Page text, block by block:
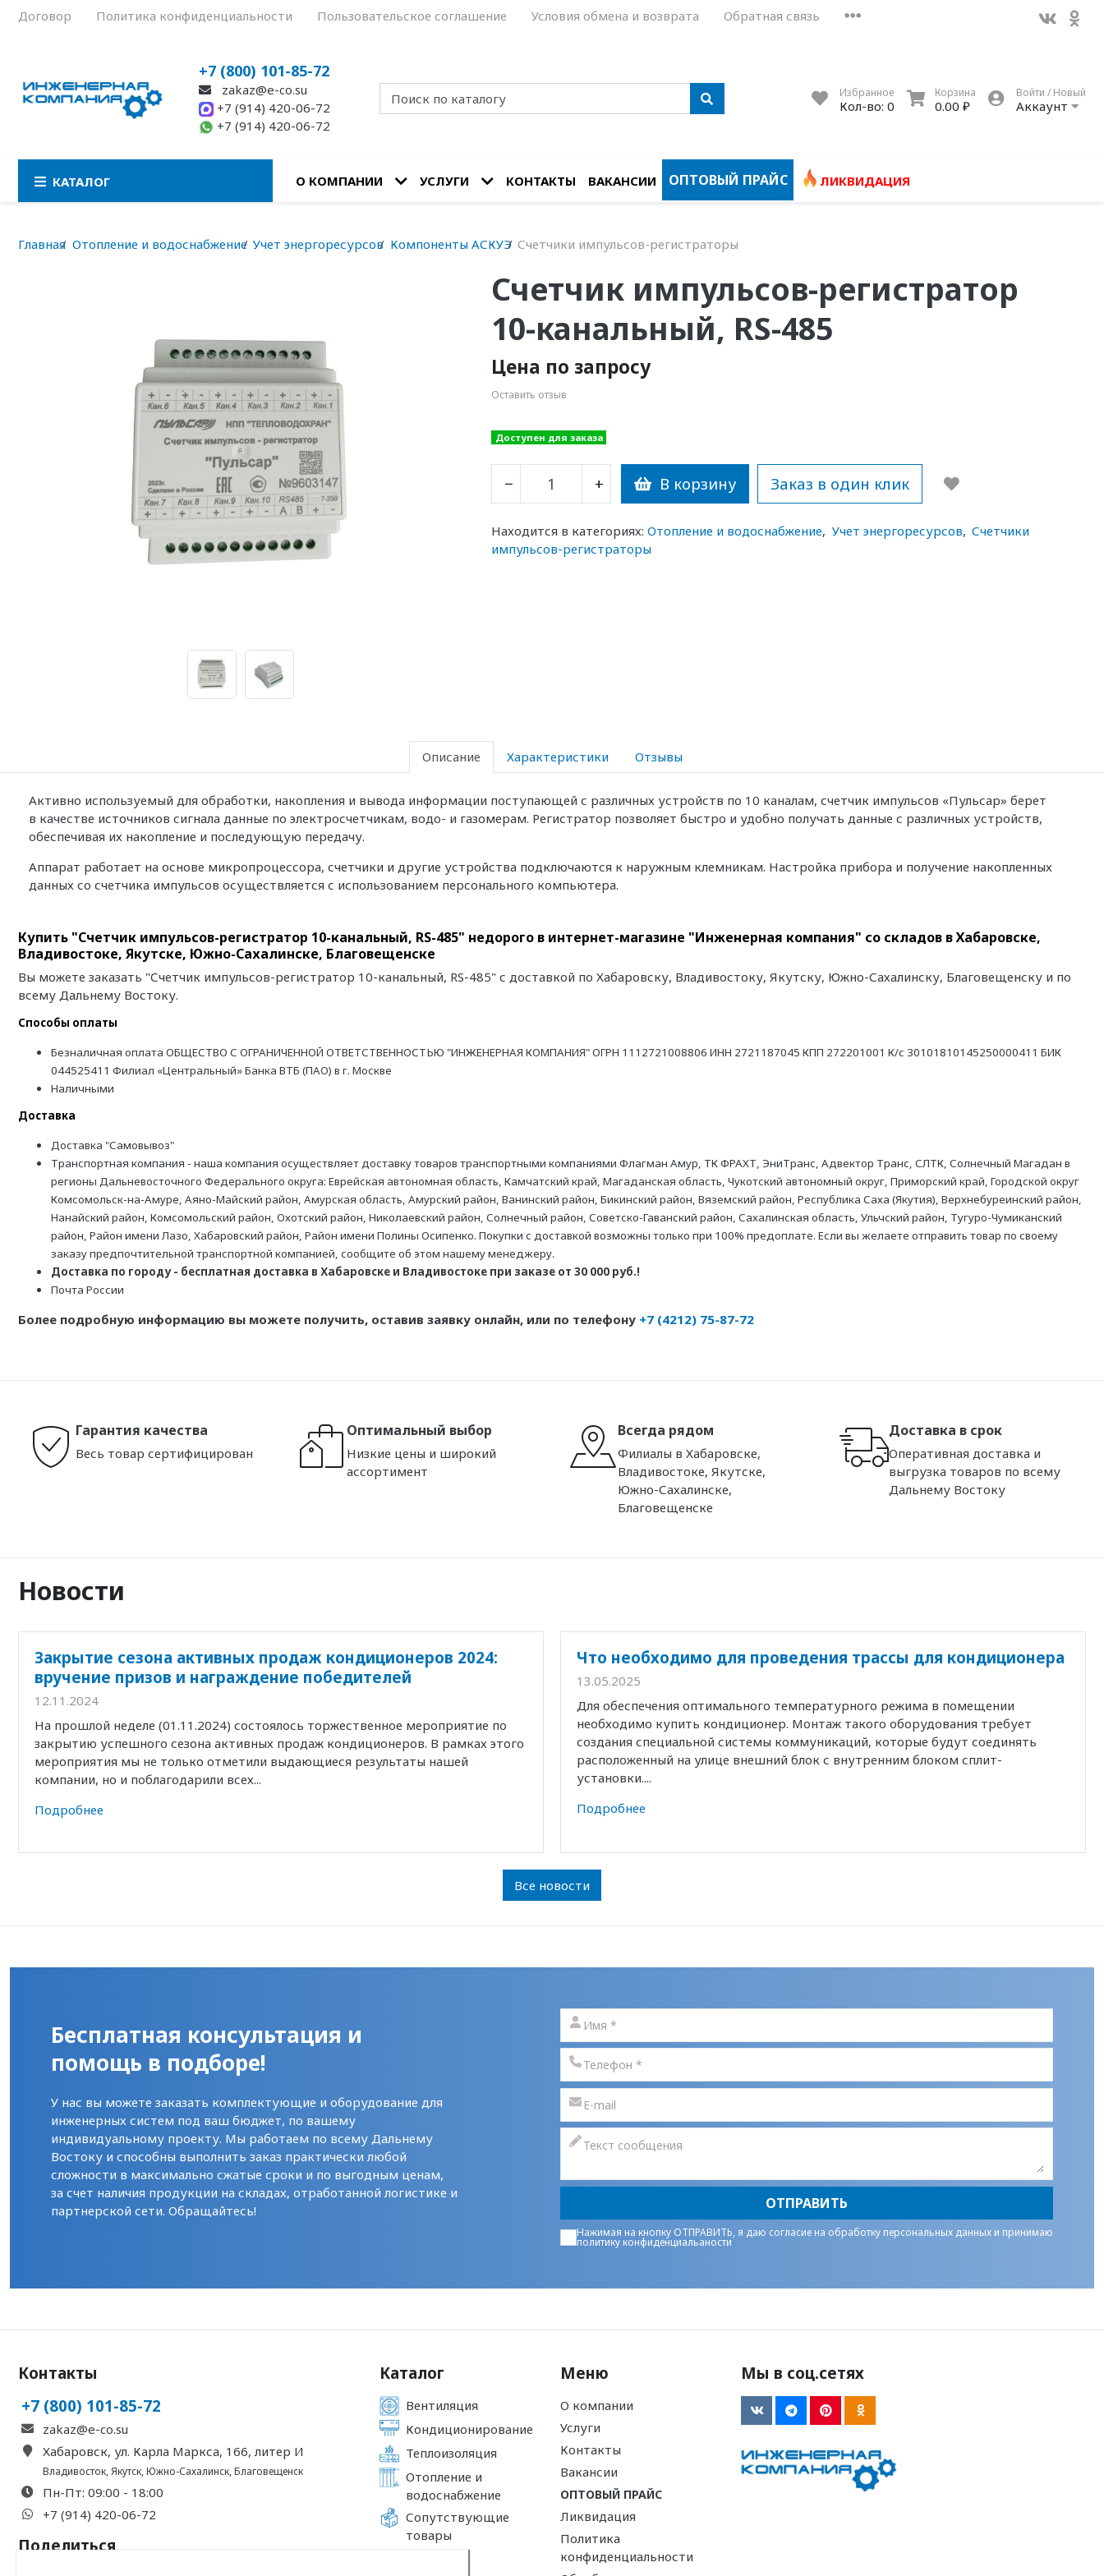
Договор Политика конфиденциальности Пользовательское соглашение Условия обмена и возврата Обратная связь
+7 (800) 101-85-72
zakaz@e-co.su
+7 (914) 420-06-72
+7 (914) 420-06-72
Избранное
Кол-во: 0
Корзина
0.00 ₽
Войти / Новый
Аккаунт
КАТАЛОГ О КОМПАНИИ УСЛУГИ КОНТАКТЫ ВАКАНСИИ ОПТОВЫЙ ПРАЙС ЛИКВИДАЦИЯ
Главная Отопление и водоснабжение Учет энергоресурсов Компоненты АСКУЭ Счетчики импульсов-регистраторы
Счетчик импульсов-регистратор
10-канальный, RS-485
Цена по запросу
Оставить отзыв
Доступен для заказа
− + В корзину Заказ в один клик
Находится в категориях: Отопление и водоснабжение, Учет энергоресурсов, Счетчики
импульсов-регистраторы
Описание Характеристики Отзывы
Активно используемый для обработки, накопления и вывода информации поступающей с различных устройств по 10 каналам, счетчик импульсов «Пульсар» берет
в качестве источников сигнала данные по электросчетчикам, водо- и газомерам. Регистратор позволяет быстро и удобно получать данные с различных устройств,
обеспечивая их накопление и последующую передачу.
Аппарат работает на основе микропроцессора, счетчики и другие устройства подключаются к наружным клемникам. Настройка прибора и получение накопленных
данных со счетчика импульсов осуществляется с использованием персонального компьютера.
Купить "Счетчик импульсов-регистратор 10-канальный, RS-485" недорого в интернет-магазине "Инженерная компания" со складов в Хабаровске,
Владивостоке, Якутске, Южно-Сахалинске, Благовещенске
Вы можете заказать "Счетчик импульсов-регистратор 10-канальный, RS-485" с доставкой по Хабаровску, Владивостоку, Якутску, Южно-Сахалинску, Благовещенску и по
всему Дальнему Востоку.
Способы оплаты
Безналичная оплата ОБЩЕСТВО С ОГРАНИЧЕННОЙ ОТВЕТСТВЕННОСТЬЮ "ИНЖЕНЕРНАЯ КОМПАНИЯ" ОГРН 1112721008806 ИНН 2721187045 КПП 272201001 К/с 30101810145250000411 БИК
044525411 Филиал «Центральный» Банка ВТБ (ПАО) в г. Москве
Наличными
Доставка
Доставка "Самовывоз"
Транспортная компания - наша компания осуществляет доставку товаров транспортными компаниями Флагман Амур, ТК ФРАХТ, ЭниТранс, Адвектор Транс, СЛТК, Солнечный Магадан в
регионы Дальневосточного Федерального округа: Еврейская автономная область, Камчатский край, Магаданская область, Чукотский автономный округ, Приморский край, Городской округ
Комсомольск-на-Амуре, Аяно-Майский район, Амурская область, Амурский район, Ванинский район, Бикинский район, Вяземский район, Республика Саха (Якутия), Верхнебуреинский район,
Нанайский район, Комсомольский район, Охотский район, Николаевский район, Солнечный район, Советско-Гаванский район, Сахалинская область, Ульчский район, Тугуро-Чумиканский
район, Район имени Лазо, Хабаровский район, Район имени Полины Осипенко. Покупки с доставкой возможны только при 100% предоплате. Если вы желаете отправить товар по своему
заказу предпочтительной транспортной компанией, сообщите об этом нашему менеджеру.
Доставка по городу - бесплатная доставка в Хабаровске и Владивостоке при заказе от 30 000 руб.!
Почта России
Более подробную информацию вы можете получить, оставив заявку онлайн, или по телефону +7 (4212) 75-87-72
Гарантия качества
Весь товар сертифицирован
Оптимальный выбор
Низкие цены и широкий
ассортимент
Всегда рядом
Филиалы в Хабаровске,
Владивостоке, Якутске,
Южно-Сахалинске,
Благовещенске
Доставка в срок
Оперативная доставка и
выгрузка товаров по всему
Дальнему Востоку
Новости
Закрытие сезона активных продаж кондиционеров 2024:
вручение призов и награждение победителей
12.11.2024
На прошлой неделе (01.11.2024) состоялось торжественное мероприятие по
закрытию успешного сезона активных продаж кондиционеров. В рамках этого
мероприятия мы не только отметили выдающиеся результаты нашей
компании, но и поблагодарили всех...
Подробнее
Что необходимо для проведения трассы для кондиционера
13.05.2025
Для обеспечения оптимального температурного режима в помещении
необходимо купить кондиционер. Монтаж такого оборудования требует
создания специальной системы коммуникаций, которые будут соединять
расположенный на улице внешний блок с внутренним блоком сплит-
установки....
Подробнее
Все новости
Бесплатная консультация и
помощь в подборе!
У нас вы можете заказать комплектующие и оборудование для
инженерных систем под ваш бюджет, по вашему
индивидуальному проекту. Мы работаем по всему Дальнему
Востоку и способны выполнить заказ практически любой
сложности в максимально сжатые сроки и по выгодным ценам,
за счет наличия продукции на складах, отработанной логистике и
партнерской сети. Обращайтесь!
ОТПРАВИТЬ
Нажимая на кнопку ОТПРАВИТЬ, я даю согласие на обработку персональных данных и принимаю
политику конфиденциальаности
Контакты
+7 (800) 101-85-72
zakaz@e-co.su
Хабаровск, ул. Карла Маркса, 166, литер И
Владивосток,Якутск,Южно-Сахалинск,Благовещенск
Пн-Пт: 09:00 - 18:00
+7 (914) 420-06-72
Поделиться
Каталог
Вентиляция
Кондиционирование
Теплоизоляция
Отопление и
водоснабжение
Сопутствующие
товары
Меню
О компании
Услуги
Контакты
Вакансии
ОПТОВЫЙ ПРАЙС
Ликвидация
Политика
конфиденциальности
Мы в соц.сетях